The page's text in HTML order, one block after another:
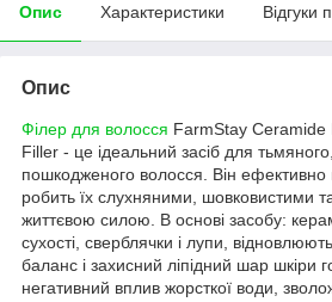
Опис Характеристики Відгуки
Опис
Філер для волосся FarmStay
Filler - це ідеальний засіб для
пошкодженого волосся. Він ефективно
робить їх слухняними, шовковистими
життєвою силою. В основі засобу:
сухості, сверблячки і лупи,
баланс і захисний ліпідний шар шкіри
негативний вплив жорсткої води,